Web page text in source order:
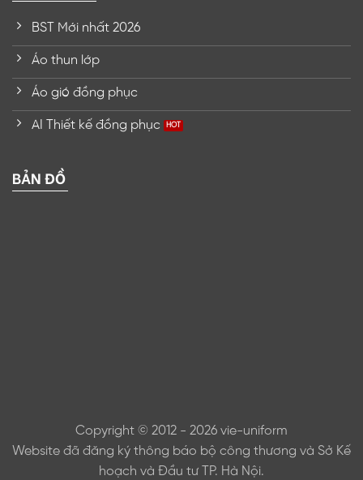
BST Mới nhất 2026
Áo thun lớp
Áo gió đồng phục
AI Thiết kế đồng phục
BẢN ĐỒ
Copyright © 2012 - 2026 vie-uniform
Website đã đăng ký thông báo bộ công thương và Sở Kế
hoạch và Đầu tư TP. Hà Nội.